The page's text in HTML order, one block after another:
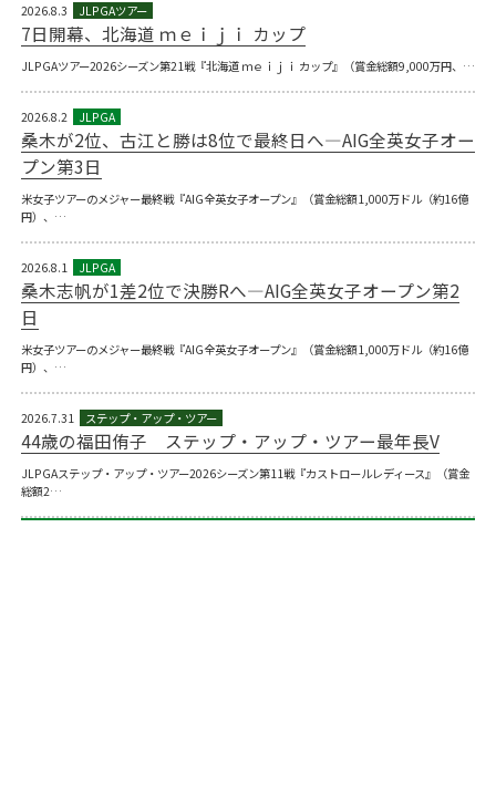
2026.8.3
7日開幕、北海道 ｍｅｉｊｉ カップ
JLPGAツアー2026シーズン第21戦『北海道 ｍｅｉｊｉ カップ』（賞金総額9,000万円、…
2026.8.2
桑木が2位、古江と勝は8位で最終日へ―AIG全英女子オー
プン第3日
米女子ツアーのメジャー最終戦『AIG全英女子オープン』（賞金総額1,000万ドル（約16億
円）、…
2026.8.1
桑木志帆が1差2位で決勝Rへ―AIG全英女子オープン第2
日
米女子ツアーのメジャー最終戦『AIG全英女子オープン』（賞金総額1,000万ドル（約16億
円）、…
2026.7.31
44歳の福田侑子 ステップ・アップ・ツアー最年長V
JLPGAステップ・アップ・ツアー2026シーズン第11戦『カストロールレディース』（賞金
総額2…